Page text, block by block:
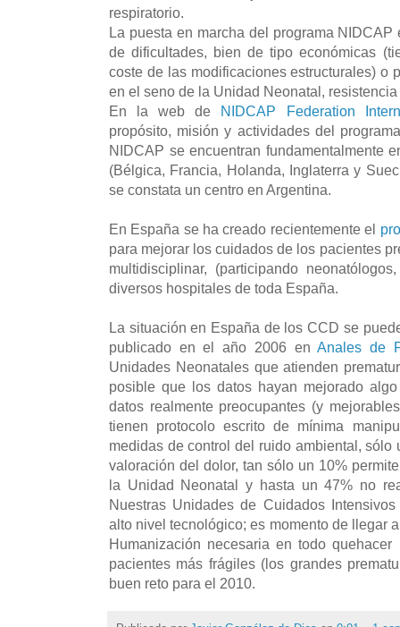
respiratorio.
La puesta en marcha del programa
de dificultades, bien de tipo económicas
coste de las modificaciones estructurales) o
en el seno de la Unidad Neonatal,
En la web de NIDCAP Federation
propósito, misión y actividades del
NIDCAP se encuentran fundamentalmente
(Bélgica, Francia, Holanda, Inglaterra y
se constata un centro en Argentina.
En España se ha creado recientemente el
para mejorar los cuidados de los pacientes
multidisciplinar, (participando
diversos hospitales de toda España.
La situación en España de los CCD se
publicado en el año 2006 enAnales de
Unidades Neonatales que atienden
posible que los datos hayan mejorado
datos realmente preocupantes (y
tienen protocolo escrito de mínima
medidas de control del ruido ambiental,
valoración del dolor, tan sólo un 10%
la Unidad Neonatal y hasta un 47% no
Nuestras Unidades de Cuidados
alto nivel tecnológico; es momento de llegar
Humanización necesaria en todo
pacientes más frágiles (los grandes
buen reto para el 2010.